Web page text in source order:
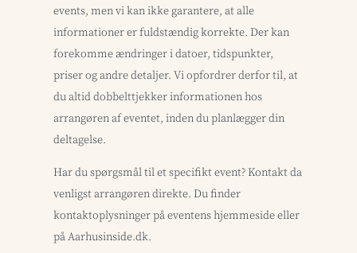
events, men vi kan ikke garantere, at alle
informationer er fuldstændig korrekte. Der kan
forekomme ændringer i datoer, tidspunkter,
priser og andre detaljer. Vi opfordrer derfor til, at
du altid dobbelttjekker informationen hos
arrangøren af eventet, inden du planlægger din
deltagelse.
Har du spørgsmål til et specifikt event? Kontakt da
venligst arrangøren direkte. Du finder
kontaktoplysninger på eventens hjemmeside eller
på Aarhusinside.dk.